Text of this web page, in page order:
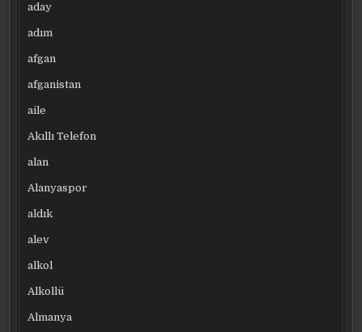
aday
adım
afgan
afganistan
aile
Akıllı Telefon
alan
Alanyaspor
aldık
alev
alkol
Alkollü
Almanya